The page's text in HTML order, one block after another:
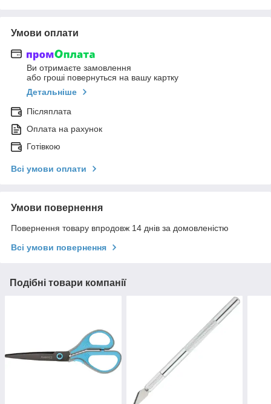
Умови оплати
Ви отримаєте замовлення
або гроші повернуться на вашу картку
Детальніше
Післяплата
Оплата на рахунок
Готівкою
Всі умови оплати
Умови повернення
Повернення товару впродовж 14 днів за домовленістю
Всі умови повернення
Подібні товари компанії